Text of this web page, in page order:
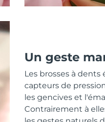
Un geste
Les brosses à
capteurs de
les gencives et
Contrairement à